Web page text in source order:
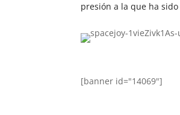
presión a la que ha
[banner id="14069"]